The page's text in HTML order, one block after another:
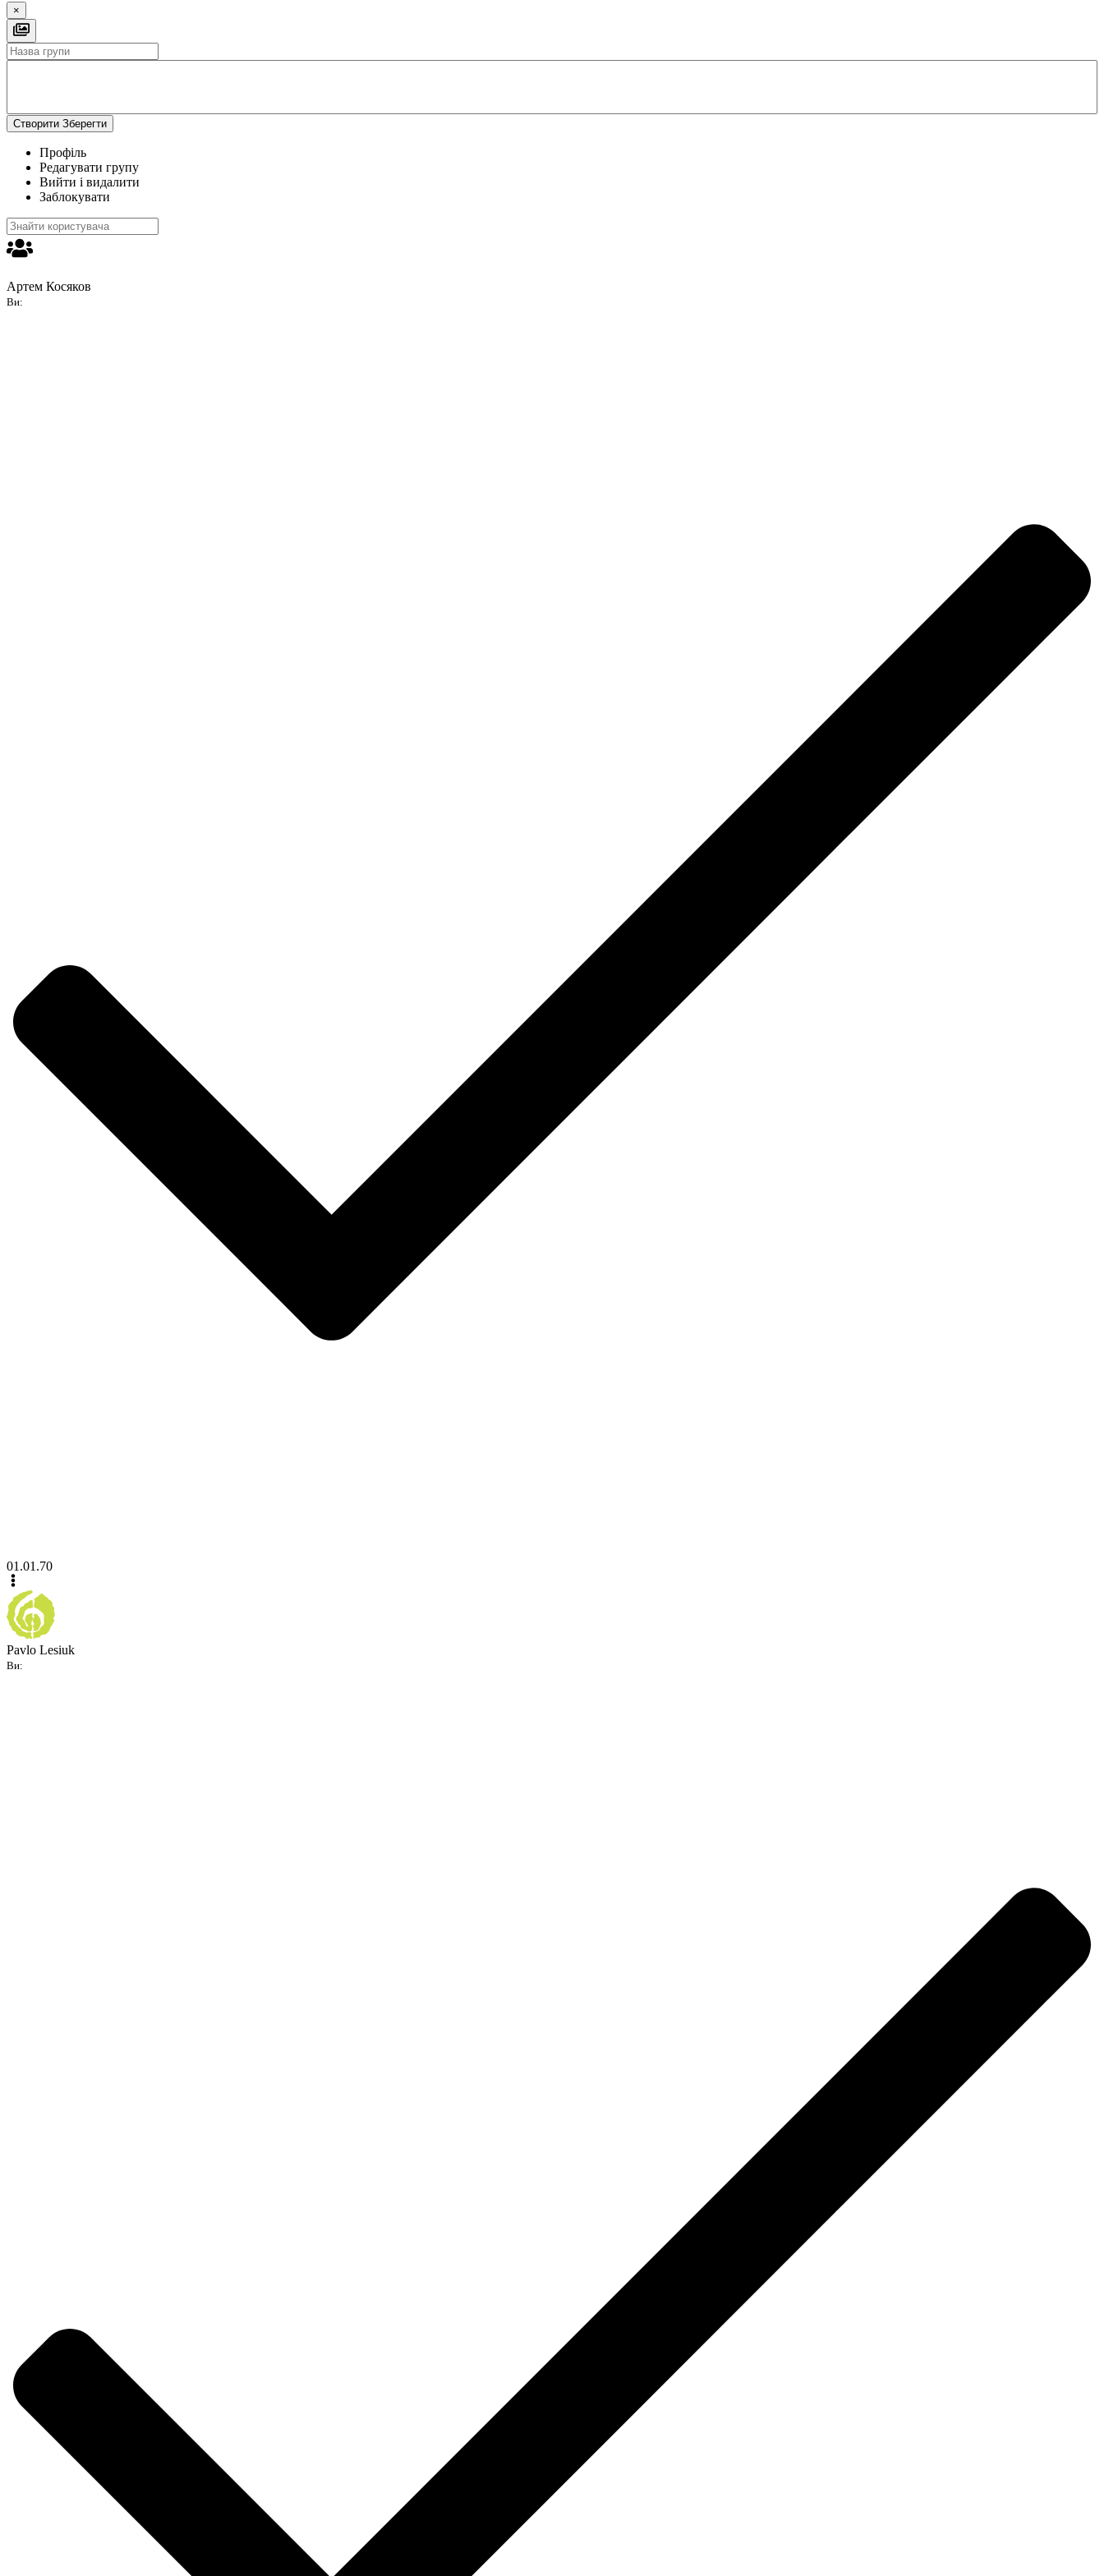
×
Створити Зберегти
Профіль
Редагувати групу
Вийти і видалити
Заблокувати
Артем Косяков
Ви:
01.01.70
Pavlo Lesiuk
Ви: